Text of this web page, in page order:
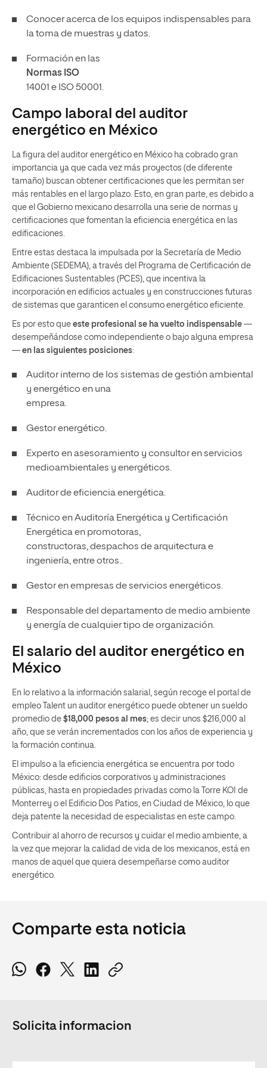
Conocer acerca de los equipos indispensables para
la toma de muestras y datos.
Formación en las
Normas ISO
14001 e ISO 50001.
Campo laboral del auditor
energético en México
La figura del auditor energético en México ha cobrado gran
importancia ya que cada vez más proyectos (de diferente
tamaño) buscan obtener certificaciones que les permitan ser
más rentables en el largo plazo. Esto, en gran parte, es debido a
que el Gobierno mexicano desarrolla una serie de normas y
certificaciones que fomentan la eficiencia energética en las
edificaciones.
Entre estas destaca la impulsada por la Secretaría de Medio
Ambiente (SEDEMA), a través del Programa de Certificación de
Edificaciones Sustentables (PCES), que incentiva la
incorporación en edificios actuales y en construcciones futuras
de sistemas que garanticen el consumo energético eficiente.
Es por esto que este profesional se ha vuelto indispensable —
desempeñándose como independiente o bajo alguna empresa
— en las siguientes posiciones:
Auditor interno de los sistemas de gestión ambiental
y energético en una
empresa.
Gestor energético.
Experto en asesoramiento y consultor en servicios
medioambientales y energéticos.
Auditor de eficiencia energética.
Técnico en Auditoría Energética y Certificación
Energética en promotoras,
constructoras, despachos de arquitectura e
ingeniería, entre otros..
Gestor en empresas de servicios energéticos.
Responsable del departamento de medio ambiente
y energía de cualquier tipo de organización.
El salario del auditor energético en
México
En lo relativo a la información salarial, según recoge el portal de
empleo Talent un auditor energético puede obtener un sueldo
promedio de $18,000 pesos al mes; es decir unos $216,000 al
año, que se verán incrementados con los años de experiencia y
la formación continua.
El impulso a la eficiencia energética se encuentra por todo
México: desde edificios corporativos y administraciones
públicas, hasta en propiedades privadas como la Torre KOI de
Monterrey o el Edificio Dos Patios, en Ciudad de México, lo que
deja patente la necesidad de especialistas en este campo.
Contribuir al ahorro de recursos y cuidar el medio ambiente, a
la vez que mejorar la calidad de vida de los mexicanos, está en
manos de aquel que quiera desempeñarse como auditor
energético.
Comparte esta noticia
Solicita informacion